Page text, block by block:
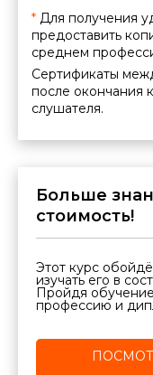
* Для получения
предоставить
среднем
Сертификаты
после окончания
слушателя.
Больше
стоимость!
Этот курс
изучать его в
Пройдя
профессию и